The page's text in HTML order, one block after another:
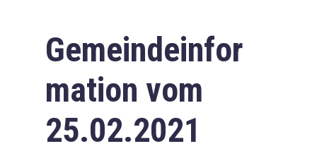
Downloads
Impressum
Datenschutzerklärung
Gemeindeinfor
mation vom
25.02.2021